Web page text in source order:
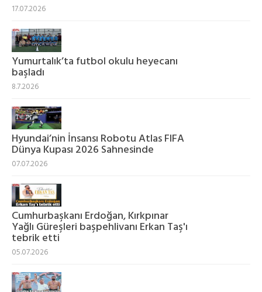
17.07.2026
Yumurtalık’ta futbol okulu heyecanı
başladı
8.7.2026
Hyundai’nin İnsansı Robotu Atlas FIFA
Dünya Kupası 2026 Sahnesinde
07.07.2026
Cumhurbaşkanı Erdoğan, Kırkpınar
Yağlı Güreşleri başpehlivanı Erkan Taş'ı
tebrik etti
05.07.2026